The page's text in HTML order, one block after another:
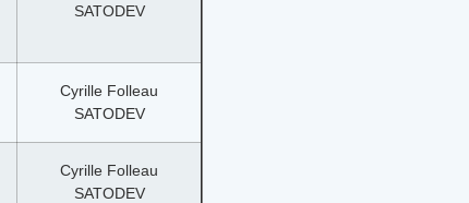
SATODEV
Cyrille Folleau
SATODEV
Cyrille Folleau
SATODEV